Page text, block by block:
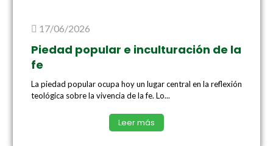
17/06/2026
Piedad popular e inculturación de la
fe
La piedad popular ocupa hoy un lugar central en la reflexión
teológica sobre la vivencia de la fe. Lo...
Leer más